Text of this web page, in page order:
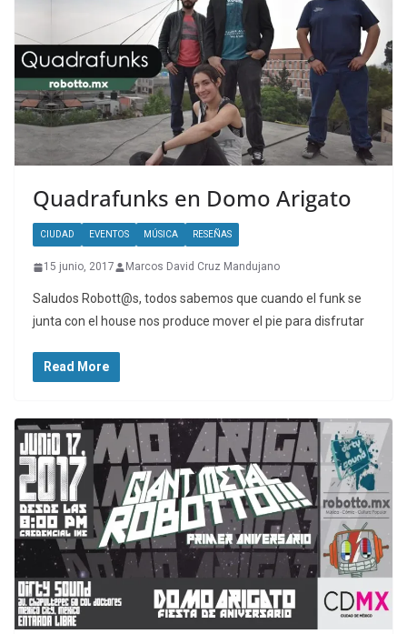
Quadrafunks en Domo Arigato
CIUDAD EVENTOS MÚSICA RESEÑAS
15 junio, 2017 Marcos David Cruz Mandujano
Saludos Robott@s, todos sabemos que cuando el funk se
junta con el house nos produce mover el pie para disfrutar
Read More